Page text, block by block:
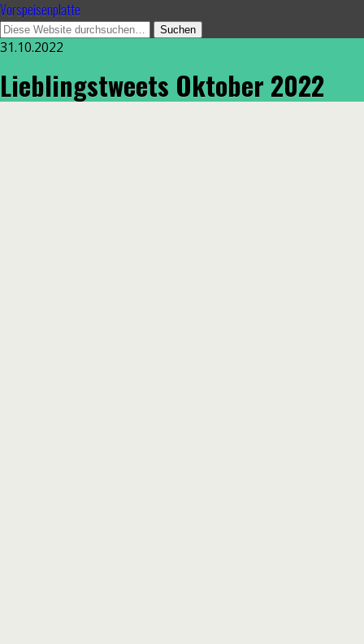
Vorspeisenplatte
31.10.2022
Lieblingstweets Oktober 2022